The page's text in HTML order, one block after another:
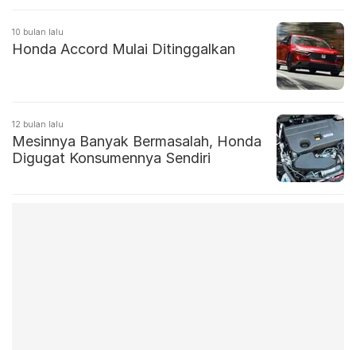
10 bulan lalu
Honda Accord Mulai Ditinggalkan
12 bulan lalu
Mesinnya Banyak Bermasalah, Honda
Digugat Konsumennya Sendiri